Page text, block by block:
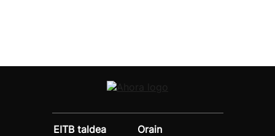
EITB taldea
Orain